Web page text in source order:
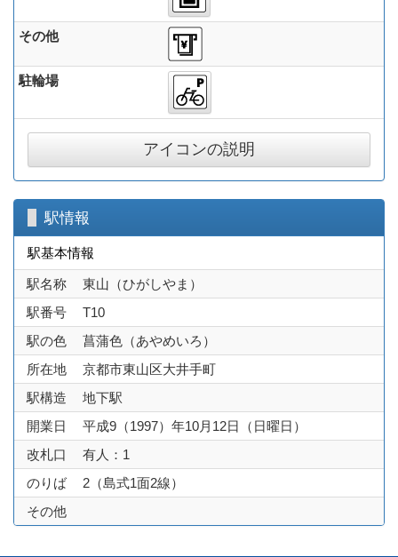
その他
駐輪場
アイコンの説明
駅情報
駅基本情報
駅名称
東山（ひがしやま）
駅番号
T10
駅の色
菖蒲色（あやめいろ）
所在地
京都市東山区大井手町
駅構造
地下駅
開業日
平成9（1997）年10月12日（日曜日）
改札口
有人：1
のりば
2（島式1面2線）
その他